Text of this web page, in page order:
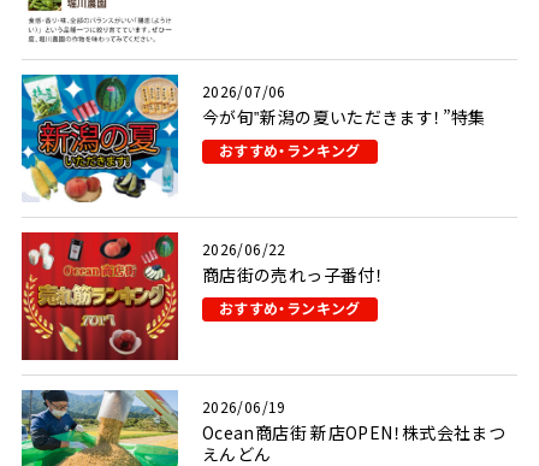
2026/07/06
今が旬‟新潟の夏いただきます！”特集
おすすめ・ランキング
2026/06/22
商店街の売れっ子番付！
おすすめ・ランキング
2026/06/19
Ocean商店街 新店OPEN！株式会社まつ
えんどん